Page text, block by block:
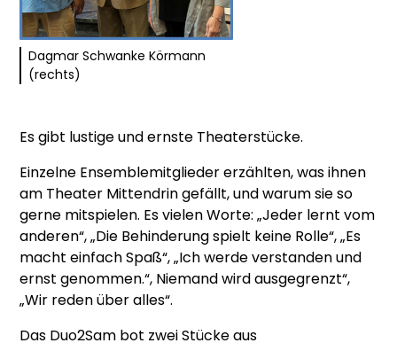
Dagmar Schwanke Körmann
(rechts)
Es gibt lustige und ernste Theaterstücke.
Einzelne Ensemblemitglieder erzählten, was ihnen
am Theater Mittendrin gefällt, und warum sie so
gerne mitspielen. Es vielen Worte: „Jeder lernt vom
anderen“, „Die Behinderung spielt keine Rolle“, „Es
macht einfach Spaß“, „Ich werde verstanden und
ernst genommen.“, Niemand wird ausgegrenzt“,
„Wir reden über alles“.
Das Duo2Sam bot zwei Stücke aus